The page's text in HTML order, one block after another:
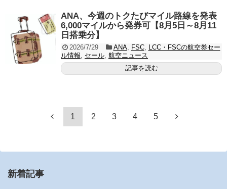
ANA、今週のトクたびマイル路線を発表
6,000マイルから発券可【8月5日～8月11
日搭乗分】
2026/7/29 ANA, FSC, LCC・FSCの航空券セー
ル情報, セール, 航空ニュース
記事を読む
1 2 3 4 5
新着記事